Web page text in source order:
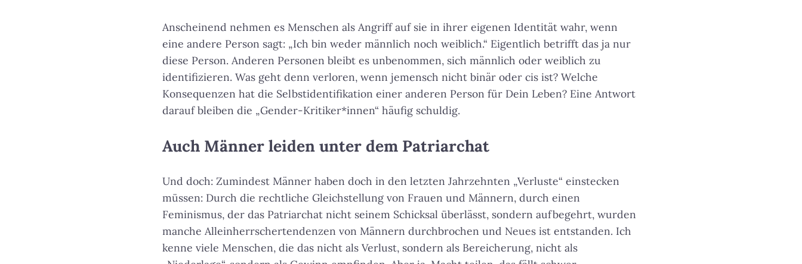
Anscheinend nehmen es Menschen als Angriff auf sie in ihrer eigenen Identität wahr, wenn
eine andere Person sagt: „Ich bin weder männlich noch weiblich.“ Eigentlich betrifft das ja nur
diese Person. Anderen Personen bleibt es unbenommen, sich männlich oder weiblich zu
identifizieren. Was geht denn verloren, wenn jemensch nicht binär oder cis ist? Welche
Konsequenzen hat die Selbstidentifikation einer anderen Person für Dein Leben? Eine Antwort
darauf bleiben die „Gender-Kritiker*innen“ häufig schuldig.
Auch Männer leiden unter dem Patriarchat
Und doch: Zumindest Männer haben doch in den letzten Jahrzehnten „Verluste“ einstecken
müssen: Durch die rechtliche Gleichstellung von Frauen und Männern, durch einen
Feminismus, der das Patriarchat nicht seinem Schicksal überlässt, sondern aufbegehrt, wurden
manche Alleinherrschertendenzen von Männern durchbrochen und Neues ist entstanden. Ich
kenne viele Menschen, die das nicht als Verlust, sondern als Bereicherung, nicht als